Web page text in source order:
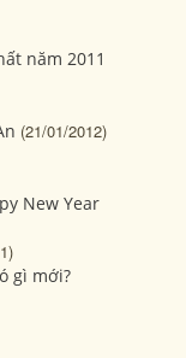
năm 2011
(21/01/2012)
New Year
gì mới?